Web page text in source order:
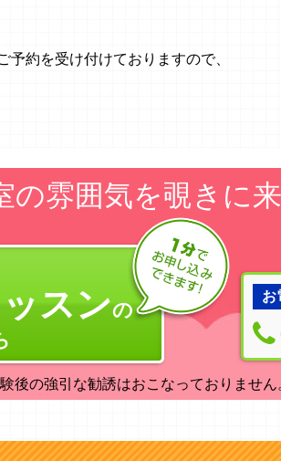
約を受け付けておりますので、
の雰囲気を覗きに
スンの
お
後の強引な勧誘はおこなっておりません